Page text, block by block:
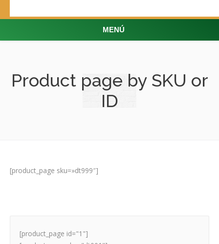
MENÚ
Product page by SKU or
ID
[product_page sku=»dt999″]
[product_page id="1"]